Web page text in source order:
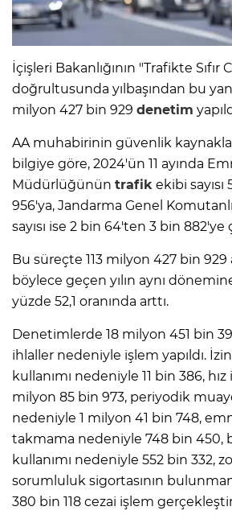
İçişleri Bakanlığının "Trafikte Sıfır
doğrultusunda yılbaşından bu
milyon 427 bin 929 denetim
AA muhabirinin güvenlik
bilgiye göre, 2024'ün 11 ayında
Müdürlüğünün trafik ekibi
956'ya, Jandarma Genel
sayısı ise 2 bin 64'ten 3 bin 882'ye
Bu süreçte 113 milyon 427 bin
böylece geçen yılın aynı
yüzde 52,1 oranında arttı.
Denetimlerde 18 milyon 451 bin
ihlaller nedeniyle işlem yapıldı.
kullanımı nedeniyle 11 bin 386,
milyon 85 bin 973, periyodik
nedeniyle 1 milyon 41 bin 748,
takmama nedeniyle 748 bin 450,
kullanımı nedeniyle 552 bin 332,
sorumluluk sigortasının
380 bin 118 cezai işlem